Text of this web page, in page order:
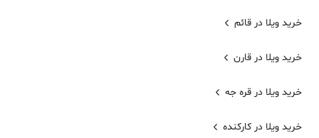
خرید ویلا در قائم
خرید ویلا در قارن
خرید ویلا در قره جه
خرید ویلا در کارکنده